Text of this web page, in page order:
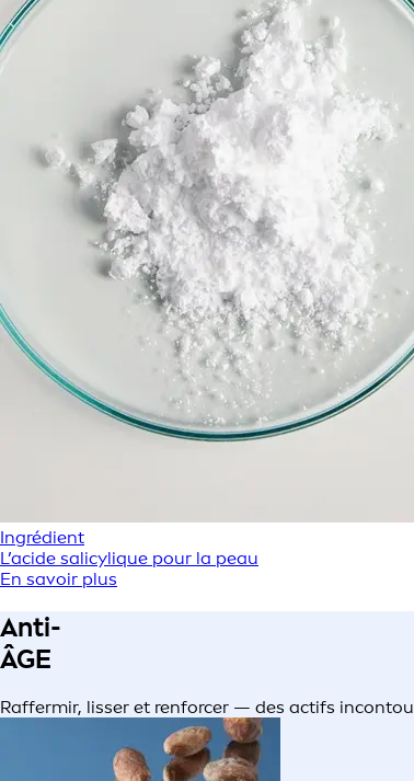
Ingrédient
L’acide salicylique pour la peau
En savoir plus
Anti-
ÂGE
Raffermir, lisser et renforcer — des actifs